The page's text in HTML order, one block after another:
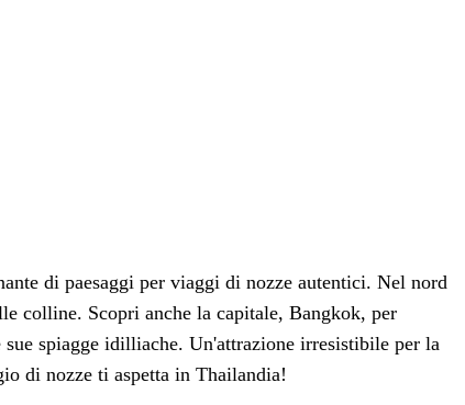
di paesaggi per viaggi di nozze autentici. Nel nord
colline. Scopri anche la capitale, Bangkok, per
spiagge idilliache. Un'attrazione irresistibile per la
di nozze ti aspetta in Thailandia!